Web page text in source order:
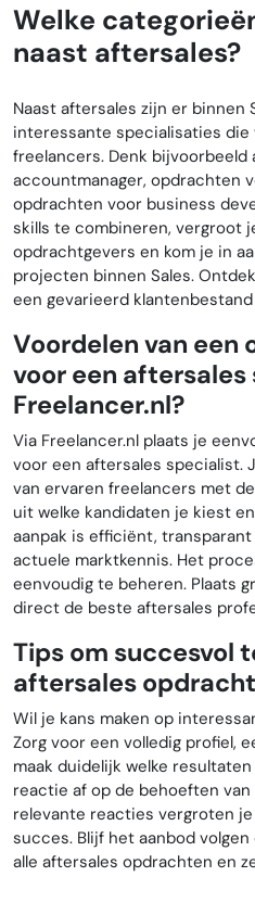
Welke
naast aftersales?
Naast aftersales zijn er binnen
interessante specialisaties die
freelancers. Denk
accountmanager, opdrachten
opdrachten voor business
skills te combineren, vergroot
opdrachtgevers en kom je in
projecten binnen Sales.
een gevarieerd
Voordelen van een
voor een
Freelancer.nl?
Via Freelancer.nl plaats je
voor een aftersales specialist.
van ervaren freelancers met
uit welke kandidaten je kiest
aanpak is efficiënt,
actuele marktkennis. Het
eenvoudig te beheren. Plaats
direct de beste aftersales
Tips om succesvol
aftersales
Wil je kans maken op
Zorg voor een volledig profiel,
maak duidelijk welke
reactie af op de behoeften van
relevante reacties vergroten
succes. Blijf het aanbod
alle aftersales opdrachten en